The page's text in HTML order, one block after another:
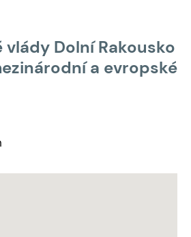
vlády Dolní Rakousko
a evropské